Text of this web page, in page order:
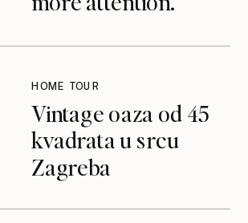
Vintage oaza od 45
kvadrata u srcu
Zagreba
HOME TOUR